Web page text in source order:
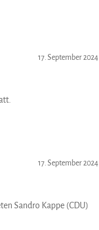
17. September 2024
17. September 2024
Sandro Kappe (CDU)